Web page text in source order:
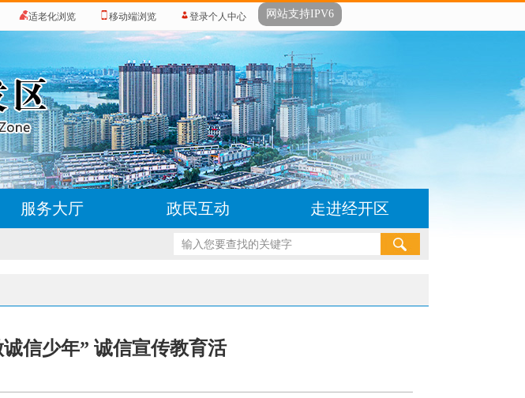
适老化浏览 移动端浏览 登录个人中心 网站支持IPV6
服务大厅 政民互动 走进经开区
信少年” 诚信宣传教育活